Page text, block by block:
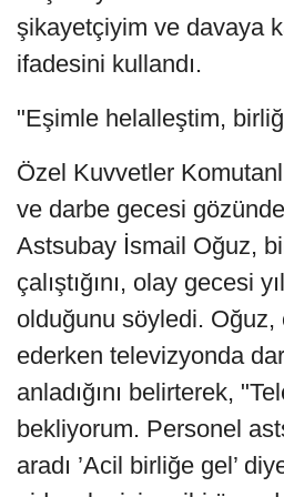
şikayetçiyim ve davaya
ifadesini kullandı.
"Eşimle helalleştim,
Özel Kuvvetler
ve darbe gecesi
Astsubay İsmail Oğuz,
çalıştığını, olay gecesi
olduğunu söyledi.
ederken televizyonda
anladığını belirterek,
bekliyorum. Personel
aradı ’Acil birliğe gel’